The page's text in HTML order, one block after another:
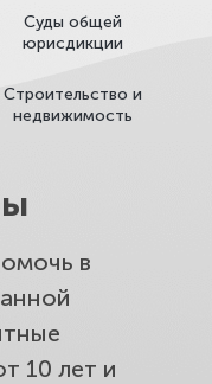
Суды общей
юрисдикции
Строительство и
недвижимость
в
10 лет и